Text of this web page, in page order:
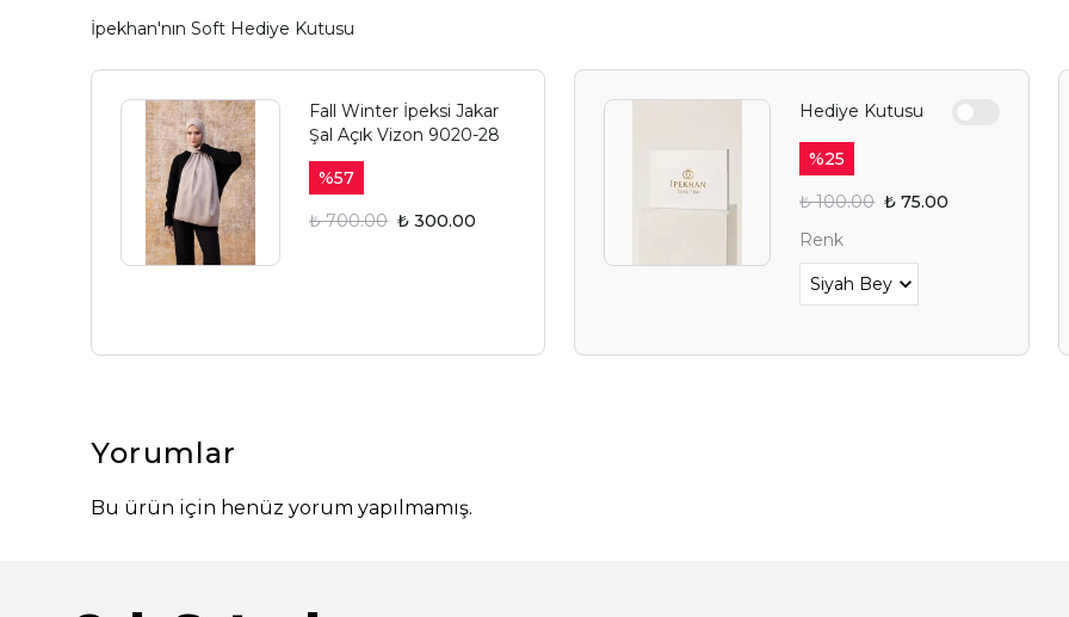
İpekhan'nın Soft Hediye Kutusu
Fall Winter İpeksi Jakar
Şal Açık Vizon 9020-28
%57
₺ 700.00 ₺ 300.00
Hediye Kutusu
%25
₺ 100.00 ₺ 75.00
Renk
Yorumlar
Bu ürün için henüz yorum yapılmamış.
YAZ
Alışverişe